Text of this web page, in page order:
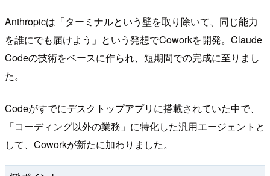
Anthropicは「ターミナルという壁を取り除いて、同じ能力
を誰にでも届けよう」という発想でCoworkを開発。Claude
Codeの技術をベースに作られ、短期間での完成に至りまし
た。
Codeがすでにデスクトップアプリに搭載されていた中で、
「コーディング以外の業務」に特化した汎用エージェントと
して、Coworkが新たに加わりました。